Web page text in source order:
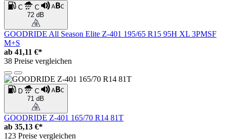
C
C
72 dB
GOODRIDE All Season Elite Z-401 195/65 R15 95H XL 3PMSF
M+S
ab 41,11 €*
38 Preise vergleichen
D
C
71 dB
GOODRIDE Z-401 165/70 R14 81T
ab 35,13 €*
123 Preise vergleichen